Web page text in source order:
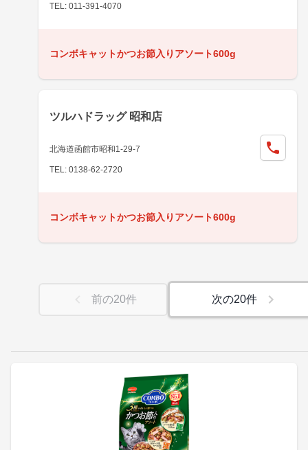
TEL: 011-391-4070
コンボキャットかつお節入りアソート600g
ツルハドラッグ 昭和店
北海道函館市昭和1-29-7
TEL: 0138-62-2720
コンボキャットかつお節入りアソート600g
前の20件 次の20件